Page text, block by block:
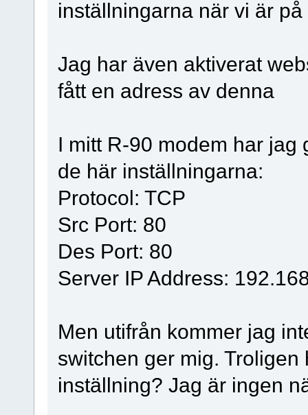
inställningarna när vi är
Jag har även aktiverat
fått en adress av denna
I mitt R-90 modem har
de här inställningarna:
Protocol: TCP
Src Port: 80
Des Port: 80
Server IP Address:
Men utifrån kommer jag
switchen ger mig.
inställning? Jag är ingen